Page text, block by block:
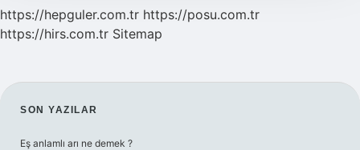
https://hepguler.com.tr https://posu.com.tr
https://hirs.com.tr Sitemap
SIDEBAR
SON YAZILAR
Eş anlamlı arı ne demek ?